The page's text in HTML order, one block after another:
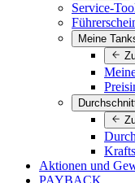
Service-
Meine
Aktionen und
PAYBACK